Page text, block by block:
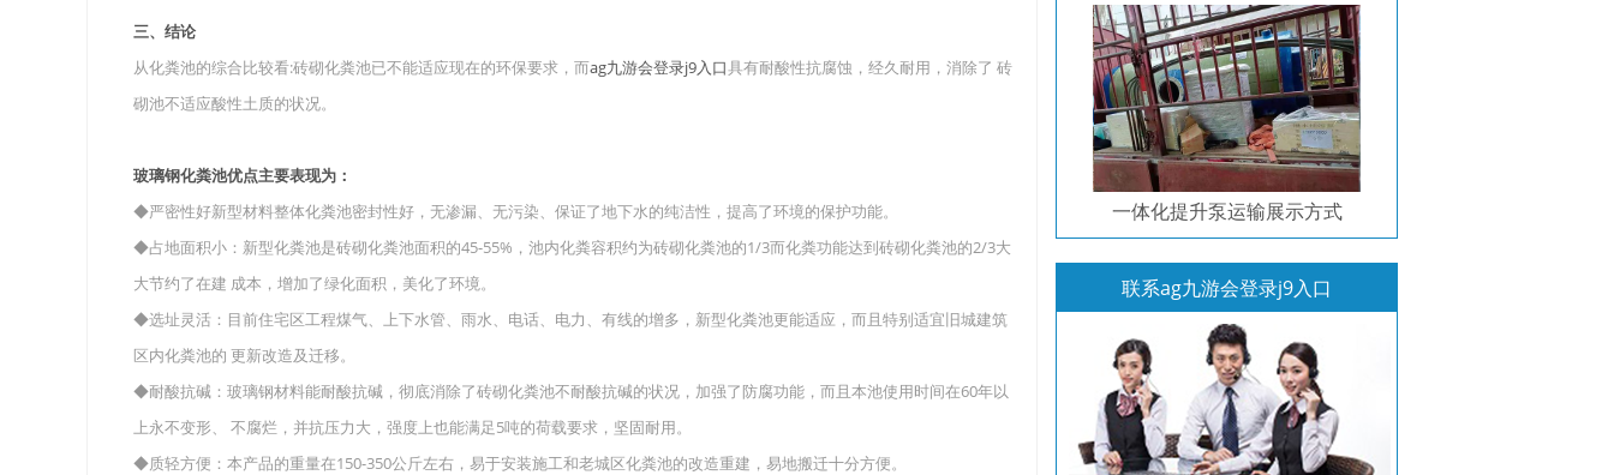
三、结论
从化粪池的综合比较看:砖砌化粪池已不能适应现在的环保要求，而ag九游会登录j9入口具有耐酸性抗腐蚀，经久耐用，消除了 砖
砌池不适应酸性土质的状况。
玻璃钢化粪池优点主要表现为：
◆严密性好新型材料整体化粪池密封性好，无渗漏、无污染、保证了地下水的纯洁性，提高了环境的保护功能。
◆占地面积小：新型化粪池是砖砌化粪池面积的45-55%，池内化粪容积约为砖砌化粪池的1/3而化粪功能达到砖砌化粪池的2/3大
大节约了在建 成本，增加了绿化面积，美化了环境。
◆选址灵活：目前住宅区工程煤气、上下水管、雨水、电话、电力、有线的增多，新型化粪池更能适应，而且特别适宜旧城建筑
区内化粪池的 更新改造及迁移。
◆耐酸抗碱：玻璃钢材料能耐酸抗碱，彻底消除了砖砌化粪池不耐酸抗碱的状况，加强了防腐功能，而且本池使用时间在60年以
上永不变形、 不腐烂，并抗压力大，强度上也能满足5吨的荷载要求，坚固耐用。
◆质轻方便：本产品的重量在150-350公斤左右，易于安装施工和老城区化粪池的改造重建，易地搬迁十分方便。
一体化提升泵运输展示方式
联系ag九游会登录j9入口